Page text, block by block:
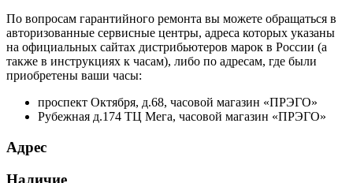
По вопросам гарантийного ремонта вы можете обращаться в
авторизованные сервисные центры, адреса которых указаны
на официальных сайтах дистрибьютеров марок в России (а
также в инструкциях к часам), либо по адресам, где были
приобретены ваши часы:
проспект Октября, д.68, часовой магазин «ПРЭГО»
Рубежная д.174 ТЦ Мега, часовой магазин «ПРЭГО»
Адрес
Наличие